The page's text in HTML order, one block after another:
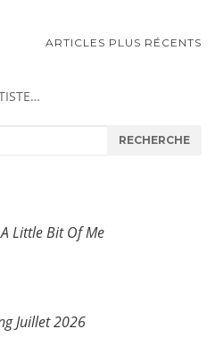
ARTICLES PLUS RÉCENTS
RECHERCHE
Little Bit Of Me
Juillet 2026